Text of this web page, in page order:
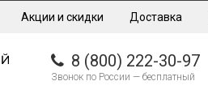
Акции и скидки Доставка
8 (800) 222-30-97
Звонок по России — бесплатный